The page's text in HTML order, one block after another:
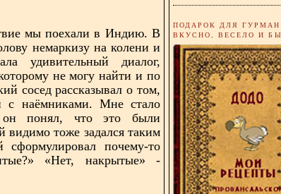
мы поехали в Индию. В
немаркизу на колени и
удивительный диалог,
не могу найти и по
сосед рассказывал о том,
с наёмниками. Мне стало
понял, что это были
тоже задался таким
почему-то
«Нет, накрытые» -
ПОДАРОК ДЛЯ
ВКУСНО, ВЕСЕЛО И